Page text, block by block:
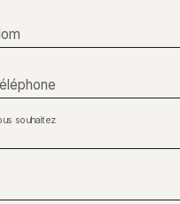
souhaitez